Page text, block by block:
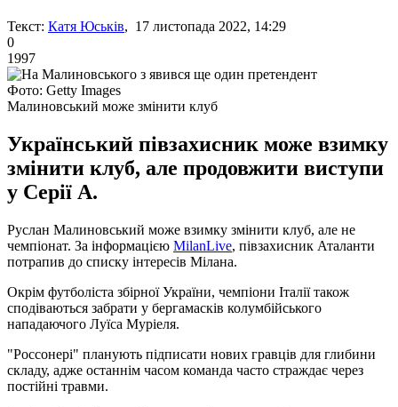
Текст: Катя Юськів, 17 листопада 2022, 14:29
0
1997
Фото: Getty Images
Малиновський може змінити клуб
Український півзахисник може взимку
змінити клуб, але продовжити виступи
у Серії А.
Руслан Малиновський може взимку змінити клуб, але не
чемпіонат. За інформацією MilanLive, півзахисник Аталанти
потрапив до списку інтересів Мілана.
Окрім футболіста збірної України, чемпіони Італії також
сподіваються забрати у бергамасків колумбійського
нападаючого Луїса Муріеля.
"Россонері" планують підписати нових гравців для глибини
складу, адже останнім часом команда часто страждає через
постійні травми.